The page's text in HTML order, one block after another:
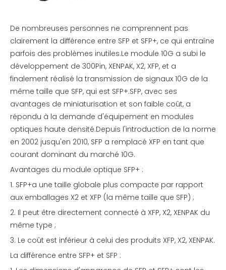
De nombreuses personnes ne comprennent pas
clairement la différence entre SFP et SFP+, ce qui entraîne
parfois des problèmes inutiles.Le module 10G a subi le
développement de 300Pin, XENPAK, X2, XFP, et a
finalement réalisé la transmission de signaux 10G de la
même taille que SFP, qui est SFP+.SFP, avec ses
avantages de miniaturisation et son faible coût, a
répondu à la demande d'équipement en modules
optiques haute densité.Depuis l'introduction de la norme
en 2002 jusqu'en 2010, SFP a remplacé XFP en tant que
courant dominant du marché 10G.
Avantages du module optique SFP+ :
1. SFP+a une taille globale plus compacte par rapport
aux emballages X2 et XFP (la même taille que SFP) ;
2. Il peut être directement connecté à XFP, X2, XENPAK du
même type ;
3. Le coût est inférieur à celui des produits XFP, X2, XENPAK.
La différence entre SFP+ et SFP :